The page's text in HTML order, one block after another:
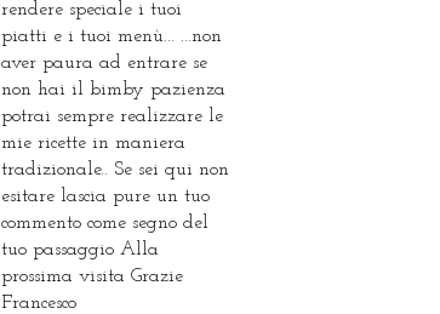
rendere speciale i tuoi
piatti e i tuoi menù... ...non
aver paura ad entrare se
non hai il bimby pazienza
potrai sempre realizzare le
mie ricette in maniera
tradizionale.. Se sei qui non
esitare lascia pure un tuo
commento come segno del
tuo passaggio Alla
prossima visita Grazie
Francesco